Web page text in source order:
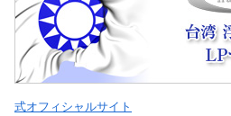
式オフィシャルサイト